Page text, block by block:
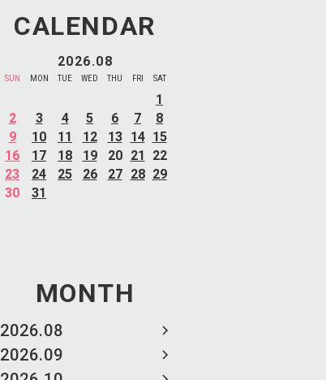
CALENDAR
2026.08
SUN MON TUE WED THU FRI SAT
1
2
3 4 5 6 7
8
9
10 11 12 13 14 15
16
17 18 19 20 21
22
23
24 25 26 27 28 29
30
31
MONTH
2026.08
2026.09